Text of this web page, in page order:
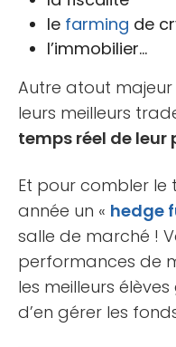
le farming de
l’immobilier…
Autre atout
leurs meilleurs
temps réel de leur
Et pour combler le
année un « hedge
salle de marché !
performances de
les meilleurs
d’en gérer les